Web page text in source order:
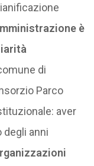
è
di
Parco
aver
anni